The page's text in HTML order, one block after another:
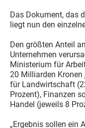
Das Dokument, das
liegt nun den
Den größten Anteil
Unternehmen
Ministerium für
20 Milliarden
für Landwirtschaft
Prozent), Finanzen
Handel (jeweils 8
„Ergebnis sollen ein